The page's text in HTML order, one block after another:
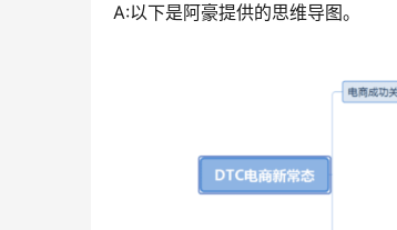
A:以下是阿豪提供的思维导图。